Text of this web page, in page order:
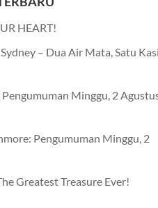
HEART!
– Dua Air Mata, Satu
Minggu, 2
Pengumuman Minggu, 2
Greatest Treasure Ever!